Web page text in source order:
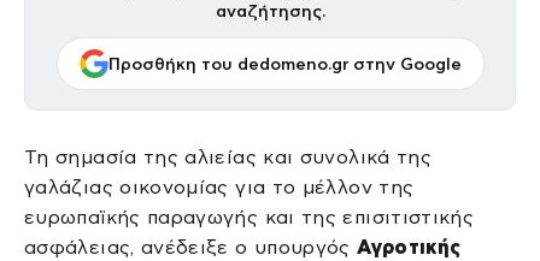
αναζήτησης.
Προσθήκη του dedomeno.gr στην Google
Τη σημασία της αλιείας και συνολικά της
γαλάζιας οικονομίας για το μέλλον της
ευρωπαϊκής παραγωγής και της επισιτιστικής
ασφάλειας, ανέδειξε ο υπουργόςΑγροτικής